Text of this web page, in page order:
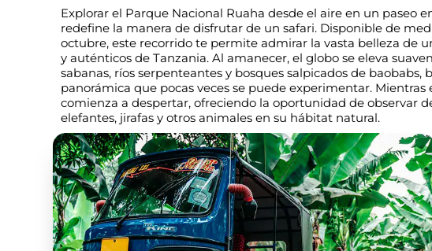
Explorar el Parque Nacional Ruaha desde el aire en un paseo
redefine la manera de disfrutar de un safari. Disponible de
octubre, este recorrido te permite admirar la vasta belleza de
y auténticos de Tanzania. Al amanecer, el globo se eleva
sabanas, ríos serpenteantes y bosques salpicados de baobabs,
panorámica que pocas veces se puede experimentar. Mientras
comienza a despertar, ofreciendo la oportunidad de observar
elefantes, jirafas y otros animales en su hábitat natural.